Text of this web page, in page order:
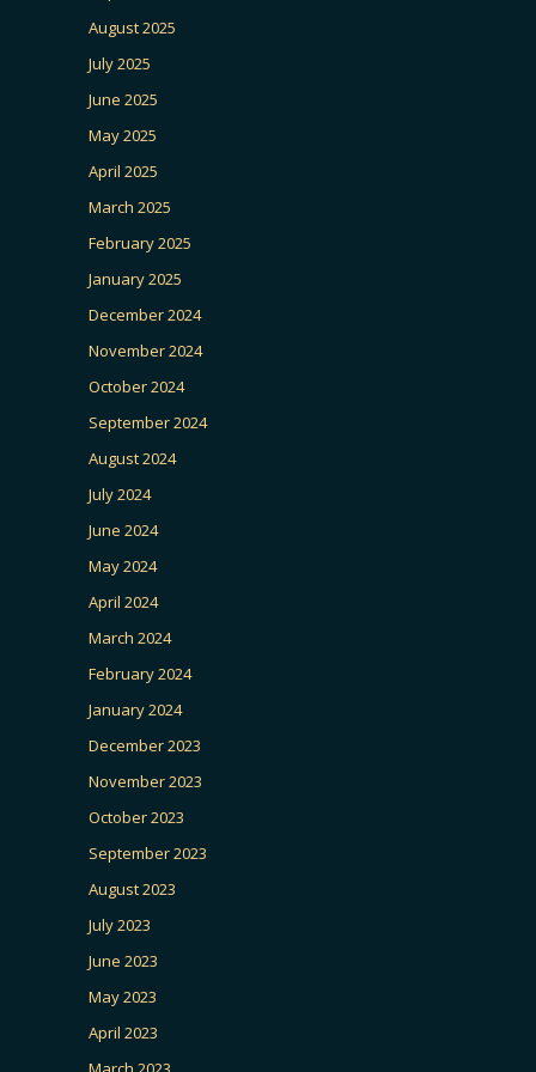
August 2025
July 2025
June 2025
May 2025
April 2025
March 2025
February 2025
January 2025
December 2024
November 2024
October 2024
September 2024
August 2024
July 2024
June 2024
May 2024
April 2024
March 2024
February 2024
January 2024
December 2023
November 2023
October 2023
September 2023
August 2023
July 2023
June 2023
May 2023
April 2023